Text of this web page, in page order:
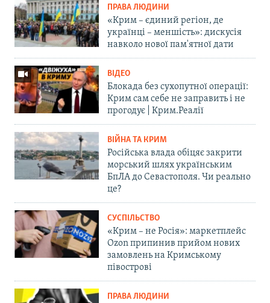
ПРАВА ЛЮДИНИ
«Крим – єдиний регіон, де
українці – меншість»: дискусія
навколо нової пам'ятної дати
ВІДЕО
Блокада без сухопутної операції:
Крим сам себе не заправить і не
прогодує | Крим.Реалії
ВІЙНА ТА КРИМ
Російська влада обіцяє закрити
морський шлях українським
БпЛА до Севастополя. Чи реально
це?
СУСПІЛЬСТВО
«Крим – не Росія»: маркетплейс
Ozon припинив прийом нових
замовлень на Кримському
півострові
ПРАВА ЛЮДИНИ